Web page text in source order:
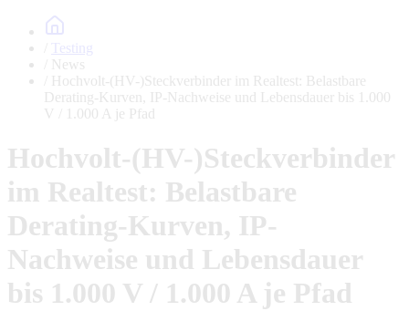
Testing
News
Hochvolt-(HV-)Steckverbinder im Realtest: Belastbare
Derating-Kurven, IP-Nachweise und Lebensdauer bis 1.000
V / 1.000 A je Pfad
Hochvolt-(HV-)Steckverbinder
im Realtest: Belastbare
Derating-Kurven, IP-
Nachweise und Lebensdauer
bis 1.000 V / 1.000 A je Pfad